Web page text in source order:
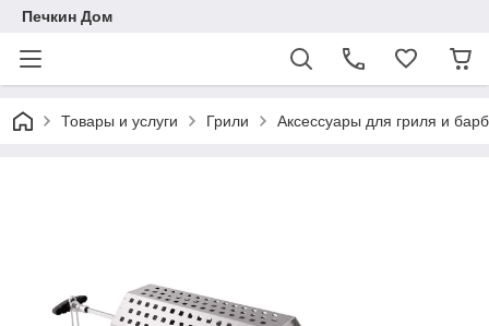
Печкин Дом
Товары и услуги Грили Аксессуары для гриля и